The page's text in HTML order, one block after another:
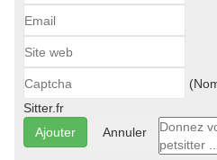
Sitter.fr
Annuler